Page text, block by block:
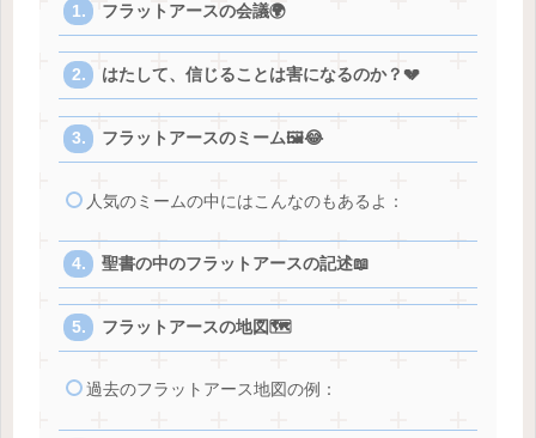
フラットアースの会議🌍
はたして、信じることは害になるのか？💔
フラットアースのミーム🖼️😂
人気のミームの中にはこんなのもあるよ：
聖書の中のフラットアースの記述📖
フラットアースの地図🗺️
過去のフラットアース地図の例：